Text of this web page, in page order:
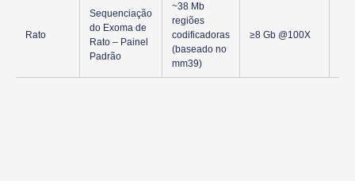
Rato
Sequenciação
do Exoma de
Rato – Painel
Padrão
~38 Mb
regiões
codificadoras
(baseado no
mm39)
≥8 Gb @100X